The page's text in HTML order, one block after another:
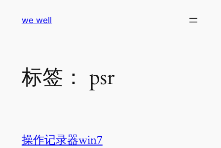
we well
标签： psr
操作记录器win7